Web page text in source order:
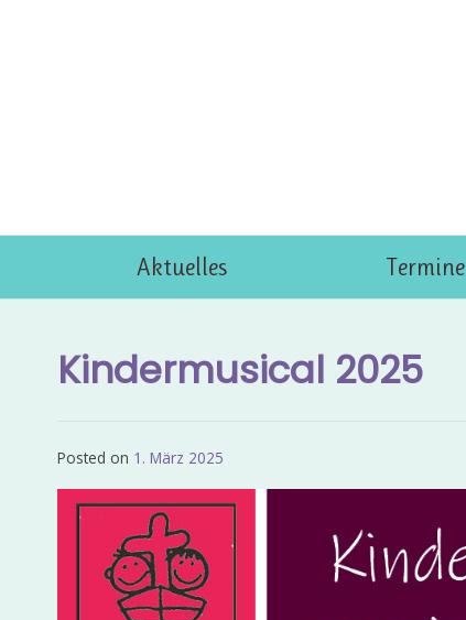
Aktuelles Termine
Kindermusical 2025
Posted on 1. März 2025